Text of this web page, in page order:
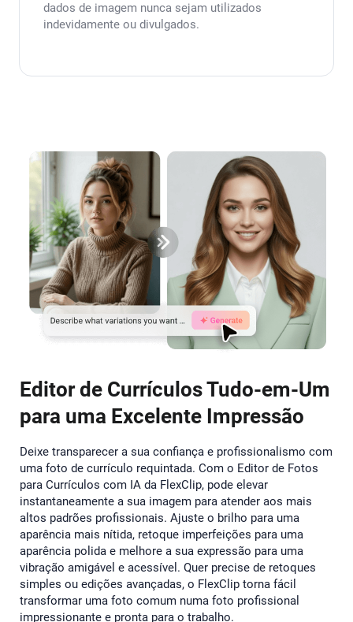
dados de imagem nunca sejam utilizados
indevidamente ou divulgados.
Editor de Currículos Tudo-em-Um
para uma Excelente Impressão
Deixe transparecer a sua confiança e profissionalismo com
uma foto de currículo requintada. Com o Editor de Fotos
para Currículos com IA da FlexClip, pode elevar
instantaneamente a sua imagem para atender aos mais
altos padrões profissionais. Ajuste o brilho para uma
aparência mais nítida, retoque imperfeições para uma
aparência polida e melhore a sua expressão para uma
vibração amigável e acessível. Quer precise de retoques
simples ou edições avançadas, o FlexClip torna fácil
transformar uma foto comum numa foto profissional
impressionante e pronta para o trabalho.